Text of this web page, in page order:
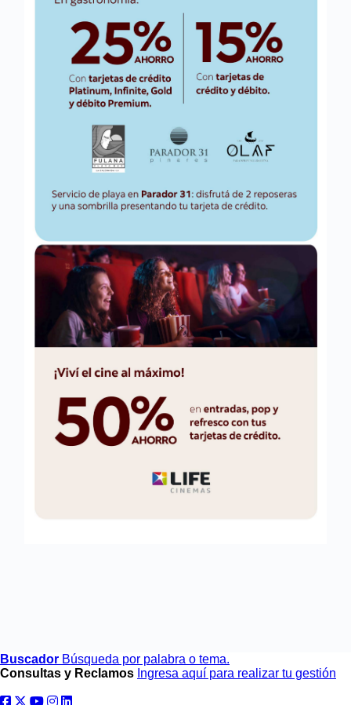
Buscador Búsqueda por palabra o tema.
Consultas y Reclamos Ingresa aquí para realizar tu gestión